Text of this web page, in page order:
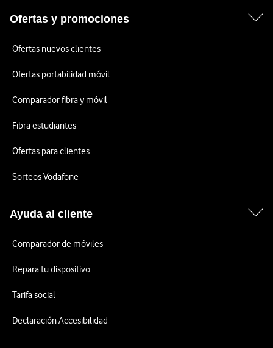
Ofertas y promociones
Ofertas nuevos clientes
Ofertas portabilidad móvil
Comparador fibra y móvil
Fibra estudiantes
Ofertas para clientes
Sorteos Vodafone
Ayuda al cliente
Comparador de móviles
Repara tu dispositivo
Tarifa social
Declaración Accesibilidad